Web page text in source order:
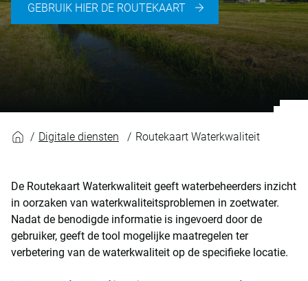
GEBRUIK HIER DE ROUTEKAART
Digitale diensten Routekaart Waterkwaliteit
De Routekaart Waterkwaliteit geeft waterbeheerders inzicht
in oorzaken van waterkwaliteitsproblemen in zoetwater.
Nadat de benodigde informatie is ingevoerd door de
gebruiker, geeft de tool mogelijke maatregelen ter
verbetering van de waterkwaliteit op de specifieke locatie.